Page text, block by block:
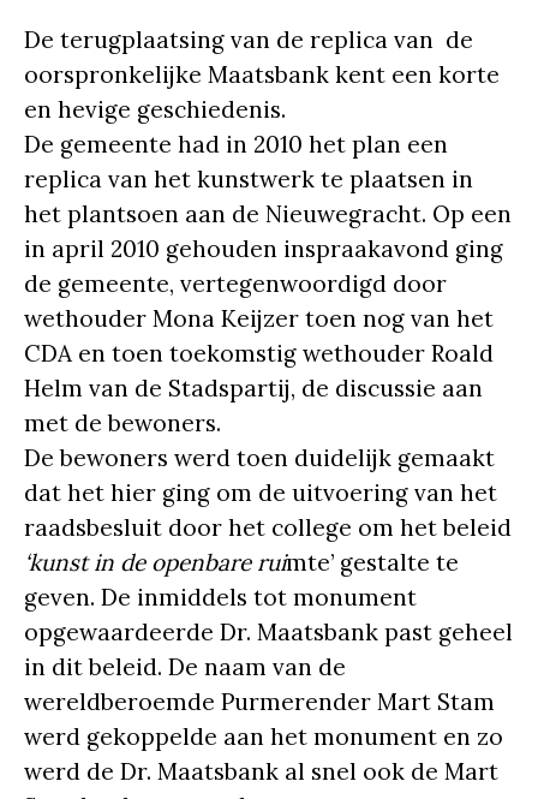
De terugplaatsing van de replica van de
oorspronkelijke Maatsbank kent een korte
en hevige geschiedenis.
De gemeente had in 2010 het plan een
replica van het kunstwerk te plaatsen in
het plantsoen aan de Nieuwegracht. Op een
in april 2010 gehouden inspraakavond ging
de gemeente, vertegenwoordigd door
wethouder Mona Keijzer toen nog van het
CDA en toen toekomstig wethouder Roald
Helm van de Stadspartij, de discussie aan
met de bewoners.
De bewoners werd toen duidelijk gemaakt
dat het hier ging om de uitvoering van het
raadsbesluit door het college om het beleid
‘kunst in de openbare ruimte’ gestalte te
geven. De inmiddels tot monument
opgewaardeerde Dr. Maatsbank past geheel
in dit beleid. De naam van de
wereldberoemde Purmerender Mart Stam
werd gekoppelde aan het monument en zo
werd de Dr. Maatsbank al snel ook de Mart